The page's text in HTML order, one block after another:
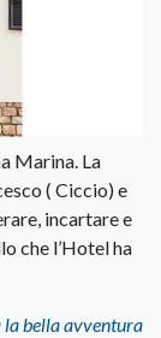
Marina. La
( Ciccio) e
incartare e
che l’Hotel ha
la bella avventura